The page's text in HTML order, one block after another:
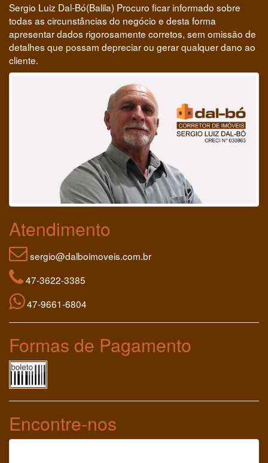
Sergio Luiz Dal-Bó(Balila) Procuro ficar informado sobre
todas as circunstâncias do negócio e desta forma
apresentar dados rigorosamente corretos, sem omissão de
detalhes que possam depreciar ou gerar qualquer dano ao
cliente.
Atendimento
sergio@dalboimoveis.com.br
47-3622-3385
47-9661-6804
Formas de Pagamento
Encontre-nos